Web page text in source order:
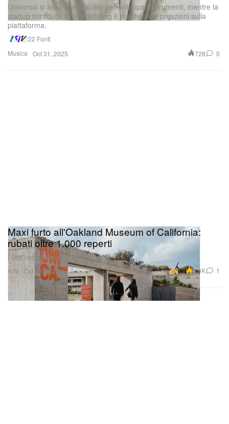
Musica
Universal si allea con Stability per sviluppare strumenti, mentre la
startup introduce il fingerprinting e mantiene le creazioni sulla
piattaforma.
22 Fonti
Oct 31, 2025
728 0
Arte
Maxi furto all'Oakland Museum of California:
rubati oltre 1.000 reperti
I ladri sono ancora in fuga.
Oct 30, 2025 2.4K 1